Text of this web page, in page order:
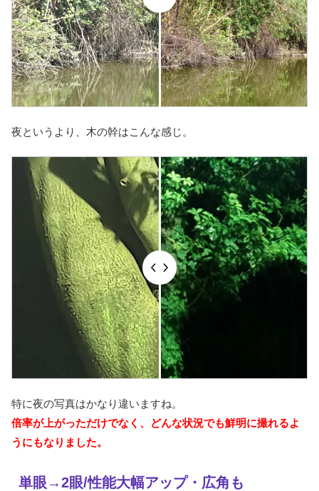
夜というより、木の幹はこんな感じ。
特に夜の写真はかなり違いますね。
倍率が上がっただけでなく、どんな状況でも鮮明に撮れるよ
うにもなりました。
単眼→2眼/性能大幅アップ・広角も